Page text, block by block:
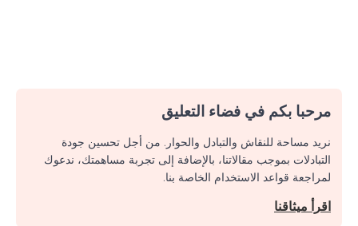
مرحبا بكم في فضاء التعليق
نريد مساحة للنقاش والتبادل والحوار. من أجل تحسين جودة
التبادلات بموجب مقالاتنا، بالإضافة إلى تجربة مساهمتك، ندعوك
لمراجعة قواعد الاستخدام الخاصة بنا.
اقرأ ميثاقنا